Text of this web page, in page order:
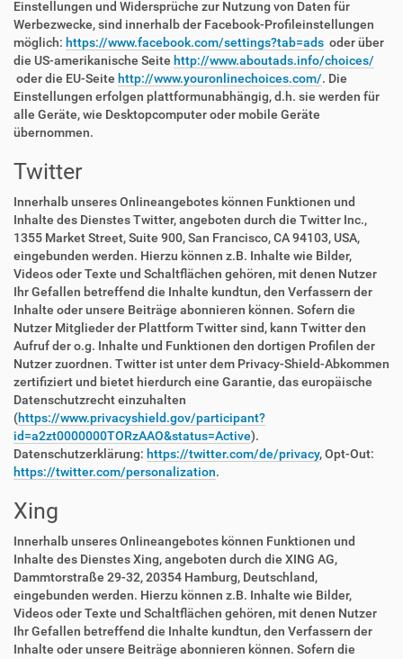
Einstellungen und Widersprüche zur Nutzung von Daten für
Werbezwecke, sind innerhalb der Facebook-Profileinstellungen
möglich: https://www.facebook.com/settings?tab=ads oder über
die US-amerikanische Seite http://www.aboutads.info/choices/
oder die EU-Seite http://www.youronlinechoices.com/. Die
Einstellungen erfolgen plattformunabhängig, d.h. sie werden für
alle Geräte, wie Desktopcomputer oder mobile Geräte
übernommen.
Twitter
Innerhalb unseres Onlineangebotes können Funktionen und
Inhalte des Dienstes Twitter, angeboten durch die Twitter Inc.,
1355 Market Street, Suite 900, San Francisco, CA 94103, USA,
eingebunden werden. Hierzu können z.B. Inhalte wie Bilder,
Videos oder Texte und Schaltflächen gehören, mit denen Nutzer
Ihr Gefallen betreffend die Inhalte kundtun, den Verfassern der
Inhalte oder unsere Beiträge abonnieren können. Sofern die
Nutzer Mitglieder der Plattform Twitter sind, kann Twitter den
Aufruf der o.g. Inhalte und Funktionen den dortigen Profilen der
Nutzer zuordnen. Twitter ist unter dem Privacy-Shield-Abkommen
zertifiziert und bietet hierdurch eine Garantie, das europäische
Datenschutzrecht einzuhalten
(https://www.privacyshield.gov/participant?
id=a2zt0000000TORzAAO&status=Active).
Datenschutzerklärung: https://twitter.com/de/privacy, Opt-Out:
https://twitter.com/personalization.
Xing
Innerhalb unseres Onlineangebotes können Funktionen und
Inhalte des Dienstes Xing, angeboten durch die XING AG,
Dammtorstraße 29-32, 20354 Hamburg, Deutschland,
eingebunden werden. Hierzu können z.B. Inhalte wie Bilder,
Videos oder Texte und Schaltflächen gehören, mit denen Nutzer
Ihr Gefallen betreffend die Inhalte kundtun, den Verfassern der
Inhalte oder unsere Beiträge abonnieren können. Sofern die